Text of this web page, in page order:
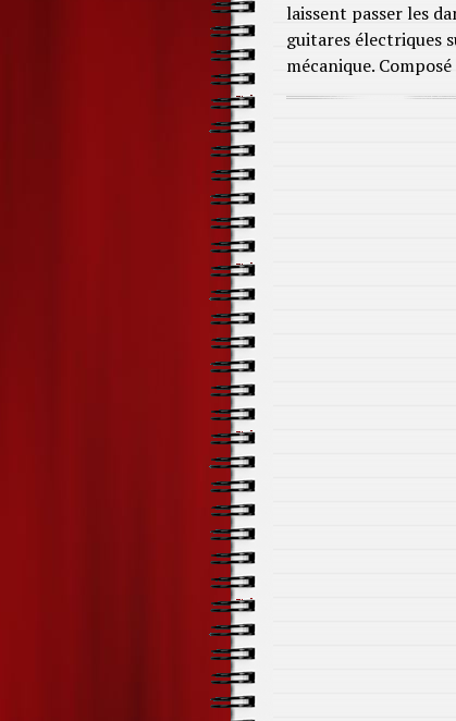
laissent passer les
guitares électriques
mécanique.